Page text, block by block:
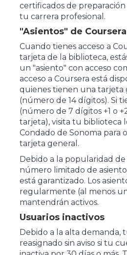
certificados de
tu carrera profesional.
"Asientos" de Coursera
Cuando tienes acceso a
tarjeta de la biblioteca,
un "asiento" con acceso
acceso a Coursera está
quienes tienen una tarjeta
(número de 14 dígitos). Si
(número de 7 dígitos +1 o
tarjeta), visita tu biblioteca
Condado de Sonoma para
tarjeta general.
Debido a la popularidad de
número limitado de
está garantizado. Los
regularmente (al menos
mantendrán activos.
Usuarios inactivos
Debido a la alta demanda,
reasignado sin aviso si tu